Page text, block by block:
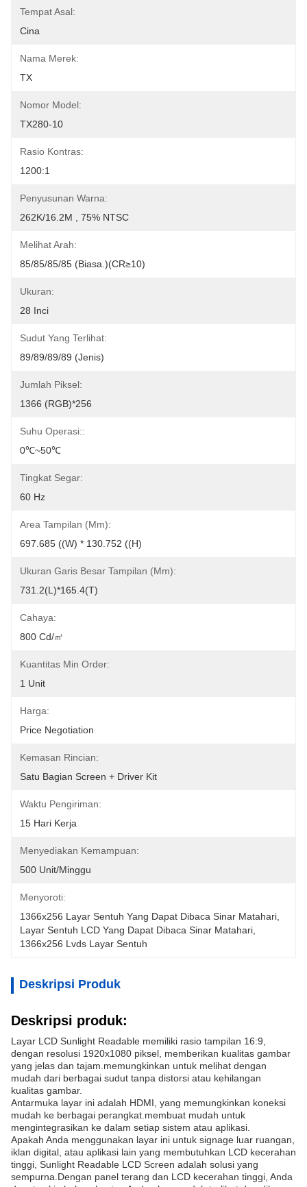
Tempat Asal:
Cina
Nama Merek:
TX
Nomor Model:
TX280-10
Rasio Kontras:
1200:1
Penyusunan Warna:
262K/16.2M , 75% NTSC
Melihat Arah:
85/85/85/85 (Biasa.)(CR≥10)
Ukuran:
28 Inci
Sudut Yang Terlihat:
89/89/89/89 (jenis)
Jumlah Piksel:
1366 (RGB)*256
Suhu Operasi::
0℃~50℃
Tingkat Segar:
60 Hz
Area Tampilan (mm):
697.685 ((W) * 130.752 ((H)
Ukuran Garis Besar Tampilan (mm):
731.2(L)*165.4(T)
Cahaya:
800 Cd/㎡
Kuantitas Min Order:
1 Unit
Harga:
Price Negotiation
Kemasan Rincian:
Satu Bagian Screen + Driver Kit
Waktu Pengiriman:
15 Hari Kerja
Menyediakan Kemampuan:
500 Unit/minggu
Menyoroti:
1366x256 Layar Sentuh Yang Dapat Dibaca Sinar Matahari
Layar Sentuh LCD Yang Dapat Dibaca Sinar Matahari
1366x256 Lvds Layar Sentuh
Deskripsi Produk
Deskripsi produk:
Layar LCD Sunlight Readable memiliki rasio tampilan 16:9,
dengan resolusi 1920x1080 piksel, memberikan kualitas gambar
yang jelas dan tajam.memungkinkan untuk melihat dengan
mudah dari berbagai sudut tanpa distorsi atau kehilangan
kualitas gambar.
Antarmuka layar ini adalah HDMI, yang memungkinkan koneksi
mudah ke berbagai perangkat.membuat mudah untuk
mengintegrasikan ke dalam setiap sistem atau aplikasi.
Apakah Anda menggunakan layar ini untuk signage luar ruangan,
iklan digital, atau aplikasi lain yang membutuhkan LCD kecerahan
tinggi, Sunlight Readable LCD Screen adalah solusi yang
sempurna.Dengan panel terang dan LCD kecerahan tinggi, Anda